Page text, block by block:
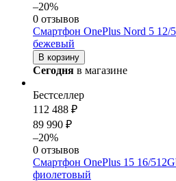
–20%
0 отзывов
Смартфон OnePlus Nord 5 12/
бежевый
В корзину
Сегодня в магазине
Бестселлер
112 488 ₽
89 990 ₽
–20%
0 отзывов
Смартфон OnePlus 15 16/
фиолетовый